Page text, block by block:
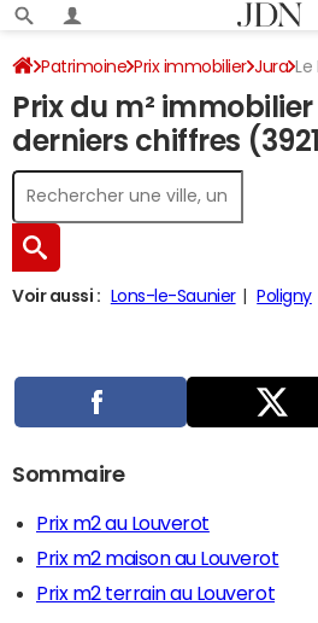
Patrimoine Prix immobilier Jura
Prix du m²
derniers chiffres
Voir aussi : Lons-le-Saunier Poligny
Sommaire
Prix m2 au Louverot
Prix m2 maison au Louverot
Prix m2 terrain au Louverot